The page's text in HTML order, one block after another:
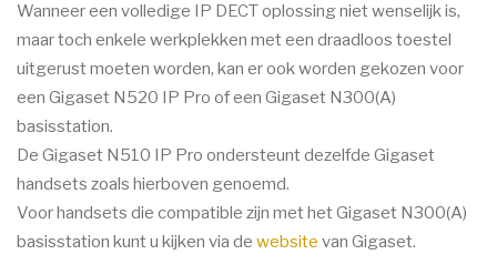
Wanneer een volledige IP DECT oplossing niet wenselijk is,
maar toch enkele werkplekken met een draadloos toestel
uitgerust moeten worden, kan er ook worden gekozen voor
een Gigaset N520 IP Pro of een Gigaset N300(A)
basisstation.
De Gigaset N510 IP Pro ondersteunt dezelfde Gigaset
handsets zoals hierboven genoemd.
Voor handsets die compatible zijn met het Gigaset N300(A)
basisstation kunt u kijken via de website van Gigaset.